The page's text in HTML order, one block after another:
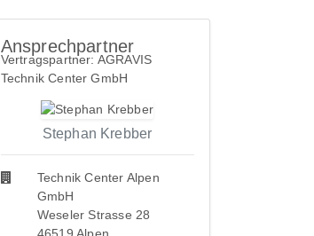
Ansprechpartner
Vertragspartner: AGRAVIS
Technik Center GmbH
Stephan Krebber
Technik Center Alpen
GmbH
Weseler Strasse 28